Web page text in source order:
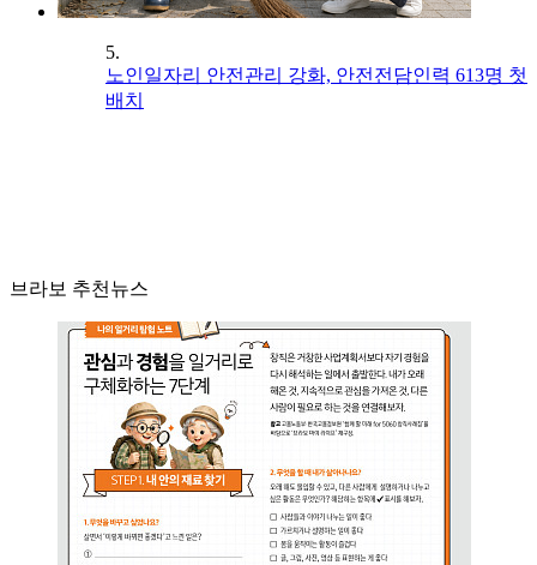
5.
노인일자리 안전관리 강화, 안전전담인력 613명 첫
배치
브라보 추천뉴스